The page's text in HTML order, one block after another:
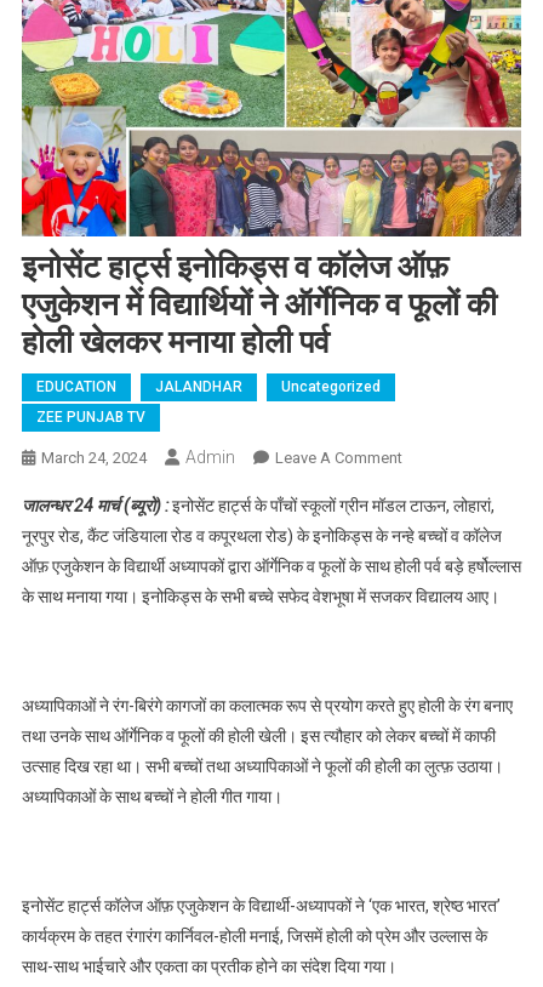
इनोसेंट हार्ट्स इनोकिड्स व कॉलेज ऑफ़
एजुकेशन में विद्यार्थियों ने ऑर्गेनिक व फूलों की
होली खेलकर मनाया होली पर्व
EDUCATION JALANDHAR
Uncategorized
ZEE PUNJAB TV
March 24, 2024 Admin Leave A CommentOn इनोसेंट हार्ट्स
एजुकेशन में विद्यार्थियों ने
ऑर्गेनिक व फूलों की होली
खेलकर मनाया होली पर्व
जालन्धर 24 मार्च (ब्यूरो) :इनोसेंट हार्ट्स के पाँचों स्कूलों ग्रीन मॉडल टाऊन, लोहारां,
नूरपुर रोड, कैंट जंडियाला रोड व कपूरथला रोड) के इनोकिड्स के नन्हे बच्चों व कॉलेज
ऑफ़ एजुकेशन के विद्यार्थी अध्यापकों द्वारा ऑर्गेनिक व फूलों के साथ होली पर्व बड़े हर्षोल्लास
के साथ मनाया गया। इनोकिड्स के सभी बच्चे सफेद वेशभूषा में सजकर विद्यालय आए।
अध्यापिकाओं ने रंग-बिरंगे कागजों का कलात्मक रूप से प्रयोग करते हुए होली के रंग बनाए
तथा उनके साथ ऑर्गेनिक व फूलों की होली खेली। इस त्यौहार को लेकर बच्चों में काफी
उत्साह दिख रहा था। सभी बच्चों तथा अध्यापिकाओं ने फूलों की होली का लुत्फ़ उठाया।
अध्यापिकाओं के साथ बच्चों ने होली गीत गाया।
इनोसेंट हार्ट्स कॉलेज ऑफ़ एजुकेशन के विद्यार्थी-अध्यापकों ने ‘एक भारत, श्रेष्ठ भारत’
कार्यक्रम के तहत रंगारंग कार्निवल-होली मनाई, जिसमें होली को प्रेम और उल्लास के
साथ-साथ भाईचारे और एकता का प्रतीक होने का संदेश दिया गया।